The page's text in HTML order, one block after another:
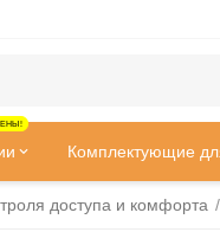
Комплектующие
доступа и комфорта /